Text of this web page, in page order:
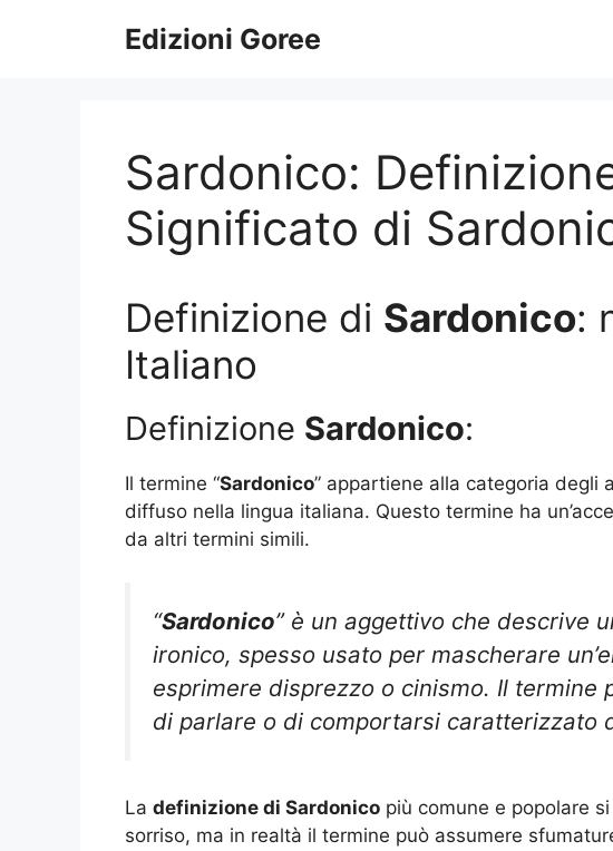
Edizioni Goree
Sardonico:
Significato di
Definizione di Sardonico:
Italiano
Definizione Sardonico:
Il termine “Sardonico” appartiene alla categoria degli
diffuso nella lingua italiana. Questo termine ha
da altri termini simili.
“Sardonico” è un aggettivo che descrive
ironico, spesso usato per mascherare
esprimere disprezzo o cinismo. Il termine
di parlare o di comportarsi caratterizzato
La definizione di Sardonico più comune e popolare
sorriso, ma in realtà il termine può assumere